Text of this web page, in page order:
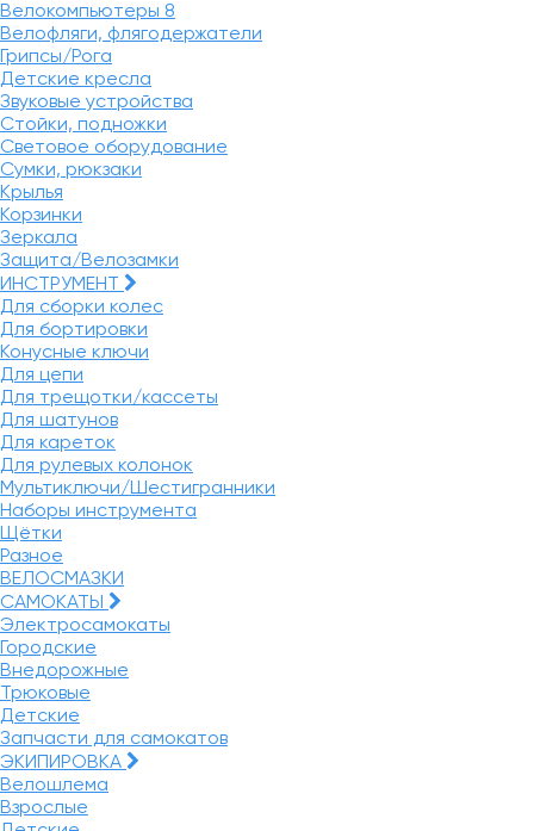
Велокомпьютеры 8
Велофляги, флягодержатели
Грипсы/Рога
Детские кресла
Звуковые устройства
Стойки, подножки
Световое оборудование
Сумки, рюкзаки
Крылья
Корзинки
Зеркала
Защита/Велозамки
ИНСТРУМЕНТ
Для сборки колес
Для бортировки
Конусные ключи
Для цепи
Для трещотки/кассеты
Для шатунов
Для кареток
Для рулевых колонок
Мультиключи/Шестигранники
Наборы инструмента
Щётки
Разное
ВЕЛОСМАЗКИ
САМОКАТЫ
Электросамокаты
Городские
Внедорожные
Трюковые
Детские
Запчасти для самокатов
ЭКИПИРОВКА
Велошлема
Взрослые